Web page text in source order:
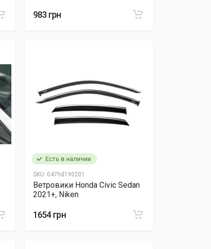
983 грн
Есть в наличии
SKU: 047hd190201
Ветровики Honda Civic Sedan
2021+, Niken
1654 грн